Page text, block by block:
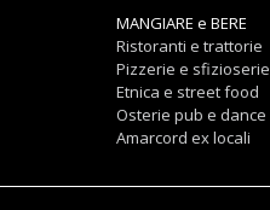
MANGIARE e BERE
Ristoranti e trattorie
Pizzerie e sfizioserie
Etnica e street food
Osterie pub e dance
Amarcord ex locali